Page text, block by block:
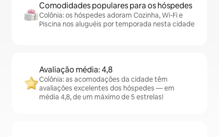
Comodidades populares para os hóspedes
Colônia: os hóspedes adoram Cozinha, Wi-Fi e
Piscina nos aluguéis por temporada nesta cidade
Avaliação média: 4,8
Colônia: as acomodações da cidade têm
avaliações excelentes dos hóspedes — em
média 4,8, de um máximo de 5 estrelas!